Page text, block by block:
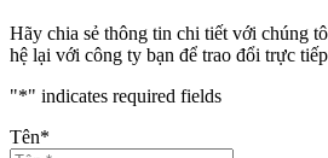
Hãy chia sẻ thông tin chi tiết với chúng
hệ lại với công ty bạn để trao đổi trực
"*" indicates required fields
Tên*